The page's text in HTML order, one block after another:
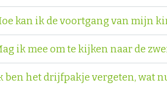
kan ik de voortgang van mijn
ik mee om te kijken naar de
ben het drijfpakje vergeten, wat